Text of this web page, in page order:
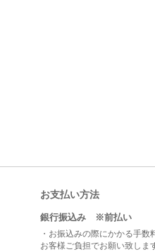
お支払い方法
銀行振込み ※前払い
・お振込みの際にかかる手数
お客様ご負担でお願い致しま